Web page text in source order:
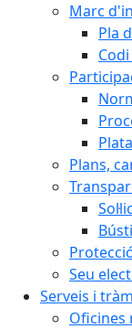
Marc
Pla
Plans,
Seu
Serveis i
Oficines